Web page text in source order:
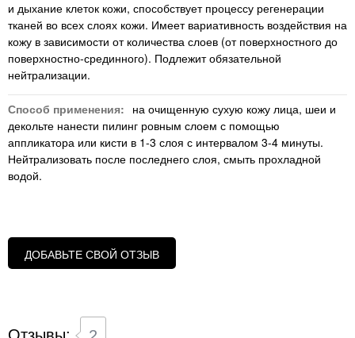
и дыхание клеток кожи, способствует процессу регенерации
тканей во всех слоях кожи. Имеет вариативность воздействия на
кожу в зависимости от количества слоев (от поверхностного до
поверхностно-срединного). Подлежит обязательной
нейтрализации.
Способ применения: на очищенную сухую кожу лица, шеи и
декольте нанести пилинг ровным слоем с помощью
аппликатора или кисти в 1-3 слоя с интервалом 3-4 минуты.
Нейтрализовать после последнего слоя, смыть прохладной
водой.
ДОБАВЬТЕ СВОЙ ОТЗЫВ